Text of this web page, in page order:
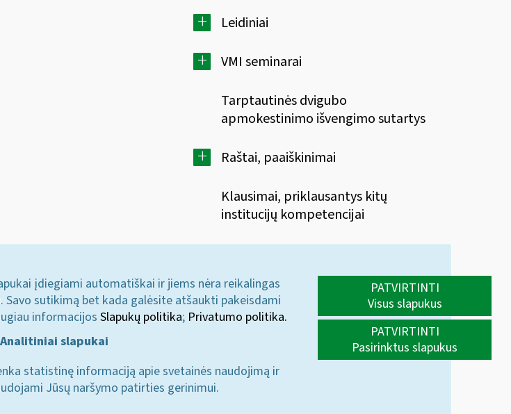
+ Leidiniai
+
VMI seminarai
Tarptautinės dvigubo
apmokestinimo išvengimo sutartys
+
Raštai, paaiškinimai
Klausimai, priklausantys kitų
institucijų kompetencijai
įdiegiami automatiškai ir jiems nėra reikalingas
sutikimą bet kada galėsite atšaukti pakeisdami
informacijos Slapukų politika; Privatumo politika.
Analitiniai slapukai
statistinę informaciją apie svetainės naudojimą ir
Jūsų naršymo patirties gerinimui.
PATVIRTINTI
Visus slapukus
PATVIRTINTI
Pasirinktus slapukus